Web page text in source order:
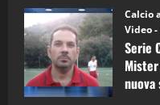
Calcio
Video -
Serie
5 08/